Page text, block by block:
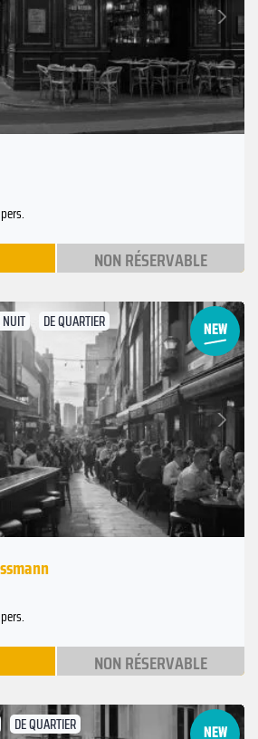
Suivant
NON RÉSERVABLE
NUIT DE QUARTIER
Suivant
NON RÉSERVABLE
DE QUARTIER